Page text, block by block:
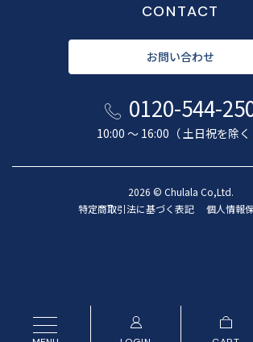
CONTACT
お問い合わせ
0120-544-
10:00 〜 16:00（ 土日祝を除く
2026 © Chulala Co,Ltd.
特定商取引法に基づく表記
個人情報